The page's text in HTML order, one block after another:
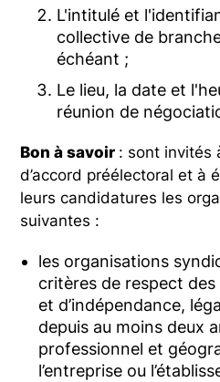
L'intitulé et
collective de
échéant ;
Le lieu, la date et
réunion de
Bon à savoir : sont invités
d’accord préélectoral et à
leurs candidatures les
suivantes :
les organisations
critères de respect
et d’indépendance,
depuis au moins deux
professionnel et
l’entreprise ou